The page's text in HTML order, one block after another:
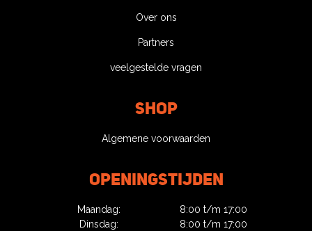
Over ons
Partners
veelgestelde vragen
Shop
Algemene voorwaarden
Openingstijden
Maandag:
8:00 t/m 17:00
Dinsdag:
8:00 t/m 17:00